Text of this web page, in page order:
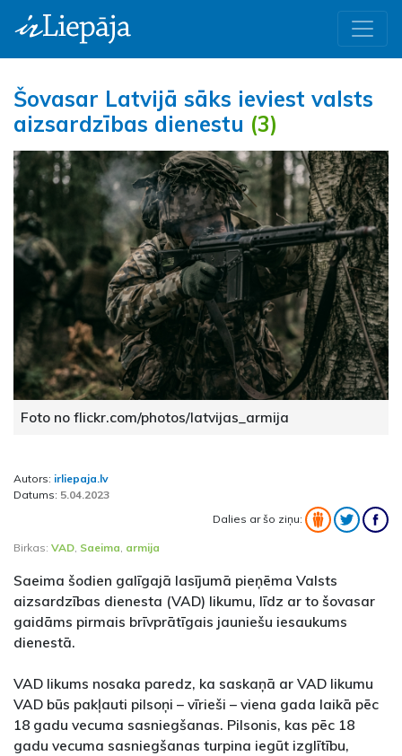
Šovasar Latvijā sāks ieviest valsts
aizsardzības dienestu (3)
Foto no flickr.com/photos/latvijas_armija
Autors: irliepaja.lv
Datums: 5.04.2023
Dalies ar šo ziņu:
Birkas: VAD, Saeima, armija
Saeima šodien galīgajā lasījumā pieņēma Valsts
aizsardzības dienesta (VAD) likumu, līdz ar to šovasar
gaidāms pirmais brīvprātīgais jauniešu iesaukums
dienestā.
VAD likums nosaka paredz, ka saskaņā ar VAD likumu
VAD būs pakļauti pilsoņi – vīrieši – viena gada laikā pēc
18 gadu vecuma sasniegšanas. Pilsonis, kas pēc 18
gadu vecuma sasniegšanas turpina iegūt izglītību,